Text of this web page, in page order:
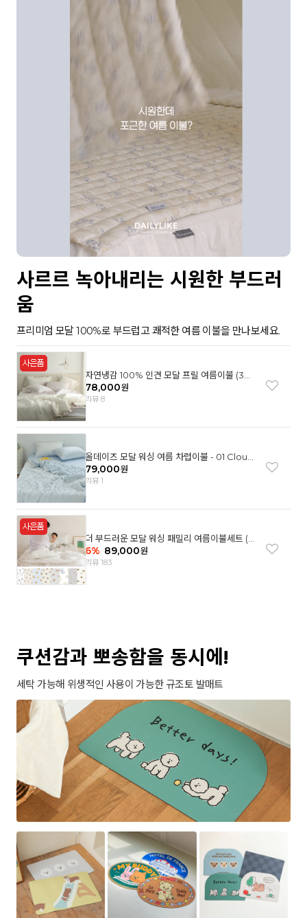
사르르 녹아내리는 시원한 부드러
움
프리미엄 모달 100%로 부드럽고 쾌적한 여름 이불을 만나보세요.
자연냉감 100% 인견 모달 프릴 여름이불 (3컬
러)
78,000원
리뷰 8
올데이즈 모달 워싱 여름 차렵이불 - 01 Cloud
garden(SS)
79,000원
리뷰 1
더 부드러운 모달 워싱 패밀리 여름이불세트 (8
컬러)
6% 89,000원
리뷰 183
쿠션감과 뽀송함을 동시에!
세탁 가능해 위생적인 사용이 가능한 규조토 발매트